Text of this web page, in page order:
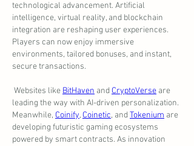
technological advancement. Artificial
intelligence, virtual reality, and blockchain
integration are reshaping user experiences.
Players can now enjoy immersive
environments, tailored bonuses, and instant,
secure transactions.
Websites like BitHaven and CryptoVerse are
leading the way with AI-driven personalization.
Meanwhile, Coinify, Coinetic, and Tokenium are
developing futuristic gaming ecosystems
powered by smart contracts. As innovation